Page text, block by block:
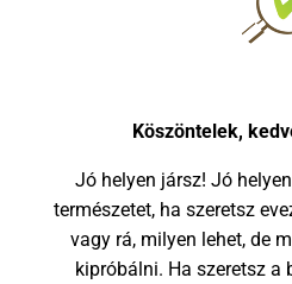
Köszöntelek,
Jó helyen jársz! Jó
természetet, ha szeretsz
vagy rá, milyen lehet, de
kipróbálni. Ha szeretsz a